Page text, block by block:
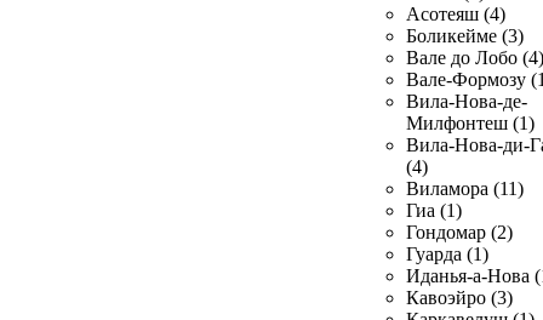
Асотеяш (4)
Боликейме (3)
Вале до Лобо (4)
Вале-Формозу
Вила-Нова-де-
Милфонтеш (1)
Вила-Нова-ди-
(4)
Виламора (11)
Гиа (1)
Гондомар (2)
Гуарда (1)
Иданья-а-Нова
Кавоэйро (3)